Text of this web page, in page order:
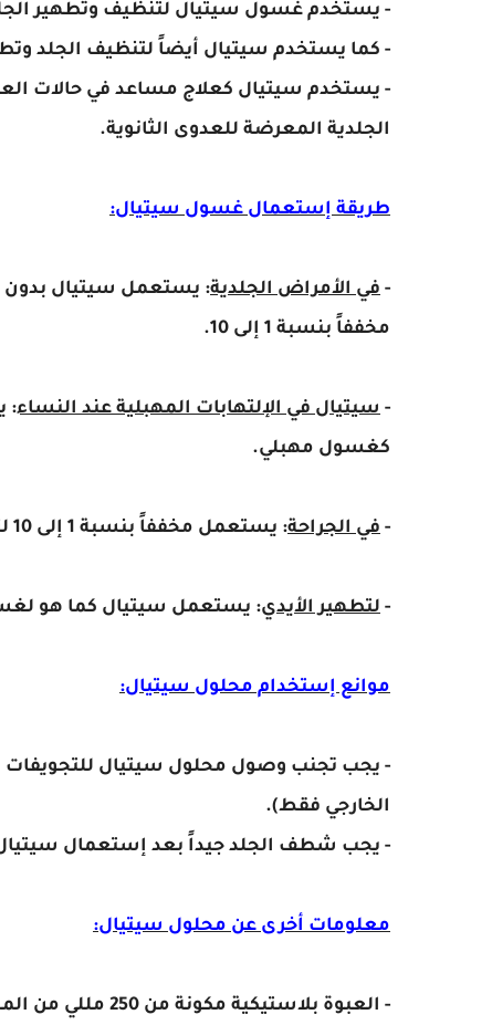
- يستخدم غسول سيتيال لتنظيف وتطهير
- كما يستخدم سيتيال أيضاً لتنظيف الجلد
- يستخدم سيتيال كعلاج مساعد في حالات
الجلدية المعرضة للعدوى الثانوية.
طريقة إستعمال غسول سيتيال:
- في الأمراض الجلدية: يستعمل سيتيال بدون
مخففاً بنسبة 1 إلى 10.
- سيتيال في الإلتهابات المهبلية عند النساء
كغسول مهبلي.
- في الجراحة: يستعمل مخففاً بنسبة 1 إلى 10 لتنظيف وتطهير الجروح.
- لتطهير الأيدي: يستعمل سيتيال كما هو
موانع إستخدام محلول سيتيال:
- يجب تجنب وصول محلول سيتيال للتجويفات
الخارجي فقط).
- يجب شطف الجلد جيداً بعد إستعمال
معلومات أخرى عن محلول سيتيال:
- العبوة بلاستيكية مكونة من 250 مللي من المحلول.